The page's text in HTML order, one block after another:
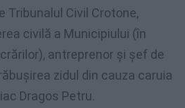
Tribunalul Civil Crotone,
civilă a Municipiului (în
antreprenor și șef de
zidul din cauza caruia
Dragos Petru.